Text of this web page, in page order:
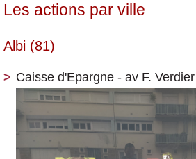
Les actions par ville
Albi (81)
Caisse d'Epargne - av F.